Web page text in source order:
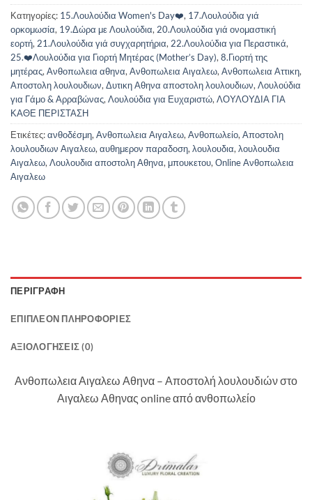
Κατηγορίες: 15.Λουλούδια Women's Day❤️, 17.Λουλούδια γιά
ορκομωσία, 19.Δώρα με Λουλούδια, 20.Λουλούδια γιά ονομαστική
εορτή, 21.Λουλούδια γιά συγχαρητήρια, 22.Λουλούδια για Περαστικά,
25.❤️Λουλούδια για Γιορτή Μητέρας (Mother’s Day), 8.Γιορτή της
μητέρας, Ανθοπωλεια αθηνα, Ανθοπωλεια Αιγαλεω, Ανθοπωλεια Αττικη,
Αποστολη λουλουδιων, Δυτικη Αθηνα αποστολη λουλουδιων, Λουλούδια
για Γάμο & Αρραβώνας, Λουλούδια για Ευχαριστώ, ΛΟΥΛΟΥΔΙΑ ΓΙΑ
ΚΑΘΕ ΠΕΡΙΣΤΑΣΗ
Ετικέτες:ανθοδέσμη, Ανθοπωλεια Αιγαλεω, Ανθοπωλείο, Αποστολη
λουλουδιων Αιγαλεω, αυθημερον παραδοση, λουλουδια, λουλουδια
Αιγαλεω, Λουλουδια αποστολη Αθηνα, μπουκετου, Οnline Ανθοπωλεια
Αιγαλεω
ΠΕΡΙΓΡΑΦΉ
ΕΠΙΠΛΈΟΝ ΠΛΗΡΟΦΟΡΊΕΣ
ΑΞΙΟΛΟΓΉΣΕΙΣ (0)
Ανθοπωλεια Αιγαλεω Αθηνα – Αποστολή λουλουδιών στο
Αιγαλεω Αθηνας online από ανθοπωλείο